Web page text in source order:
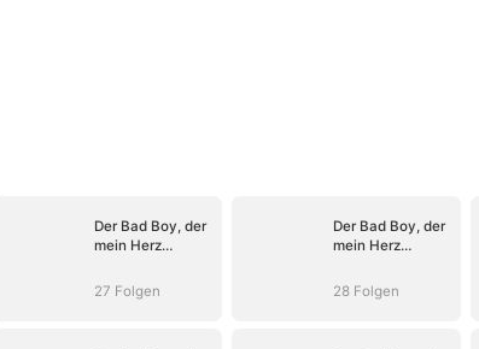
Der Bad Boy, der
mein Herz
27 Folgen
Der Bad Boy, der
mein Herz
28 Folgen